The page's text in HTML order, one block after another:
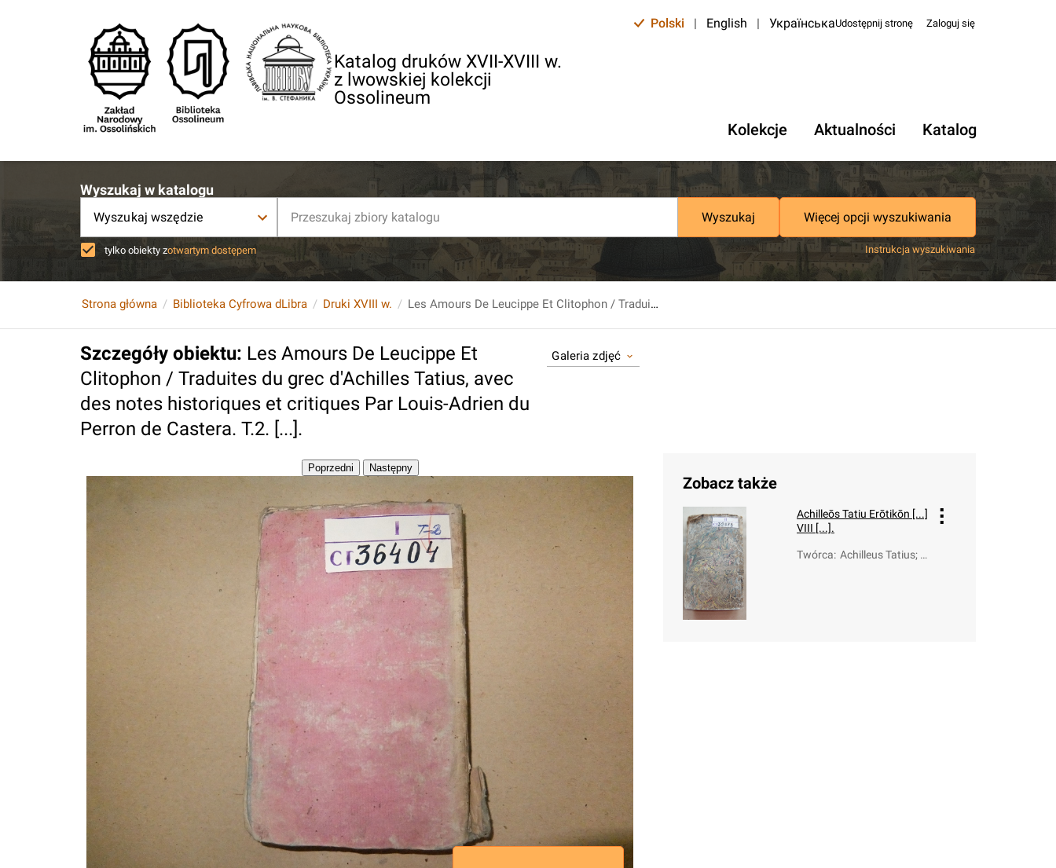
Katalog druków XVII-XVIII w.
z lwowskiej kolekcji
Ossolineum
Polski | English | УкраїнськаUdostępnij stronę Zaloguj się
Kolekcje Aktualności Katalog
Wyszukaj w katalogu
Wyszukaj wszędzie Wyszukaj Więcej opcji wyszukiwania
tylko obiekty zotwartym dostępem Instrukcja wyszukiwania
Strona główna Biblioteka Cyfrowa dLibra Druki XVIII w. Les Amours De Leucippe Et Clitophon / Traduites du grec d'Achilles Tatius, avec des notes historiques et critiques Par Louis-Adrien du Perron de Castera. T.2. [...].
Szczegóły obiektu: Les Amours De Leucippe Et
Clitophon / Traduites du grec d'Achilles Tatius, avec
des notes historiques et critiques Par Louis-Adrien du
Perron de Castera. T.2. [...].
Galeria zdjęć
Zobacz także
Achilleōs Tatiu Erōtikōn [...]
VIII [...].
Twórca: Achilleus Tatius; B